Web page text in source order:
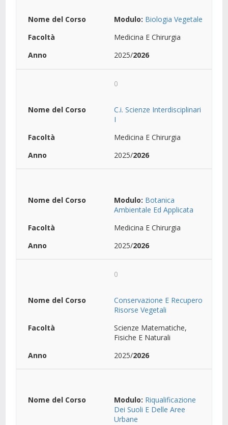
Modulo: Biologia Vegetale
Medicina E Chirurgia
2025/2026
0
C.i. Scienze Interdisciplinari
I
Medicina E Chirurgia
2025/2026
Modulo: Botanica
Ambientale Ed Applicata
Medicina E Chirurgia
2025/2026
0
Conservazione E Recupero
Risorse Vegetali
Scienze Matematiche,
Fisiche E Naturali
2025/2026
Modulo: Riqualificazione
Dei Suoli E Delle Aree
Urbane